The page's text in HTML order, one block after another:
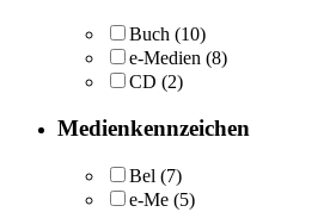
Buch (10)
e-Medien (8)
CD (2)
Medienkennzeichen
Bel (7)
e-Me (5)